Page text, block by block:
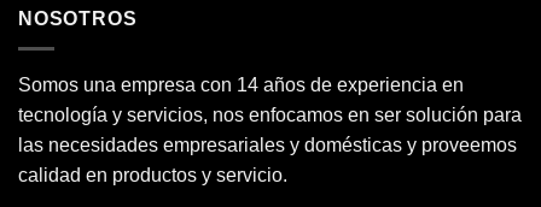
NOSOTROS
Somos una empresa con 14 años de experiencia en
tecnología y servicios, nos enfocamos en ser solución para
las necesidades empresariales y domésticas y proveemos
calidad en productos y servicio.